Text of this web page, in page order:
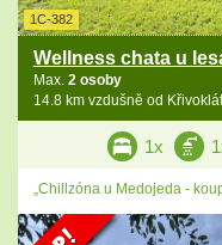
1C-382
Wellness chata u
Max. 2 osoby
14.8 km vzdušně od Křivoklát
1x
„Chillzóna u Medojeda -